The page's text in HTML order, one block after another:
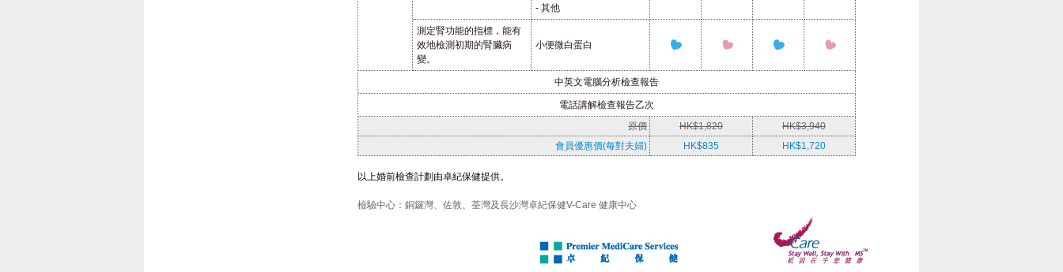
- 其他
測定腎功能的指標，能有
效地檢測初期的腎臟病
變。
小便微白蛋白
中英文電腦分析檢查報告
電話講解檢查報告乙次
原價
HK$1,820
HK$3,940
會員優惠價(每對夫婦)
HK$835 HK$1,720
以上婚前檢查計劃由卓紀保健提供。
檢驗中心：銅鑼灣、佐敦、荃灣及長沙灣卓紀保健V-Care 健康中心